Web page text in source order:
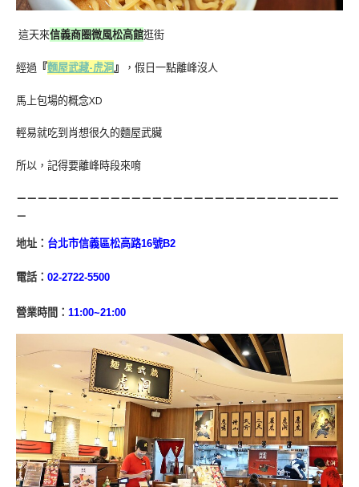
這天來信義商圈微風松高館逛街
經過 『麵屋武藏-虎洞』 ，假日一點離峰沒人
馬上包場的概念XD
輕易就吃到肖想很久的麵屋武臟
所以，記得要離峰時段來唷
－－－－－－－－－－－－－－－－－－－－－－－－－－－－－－－
－
地址： 台北市信義區松高路16號B2
電話： 02-2722-5500
營業時間： 11:00~21:00